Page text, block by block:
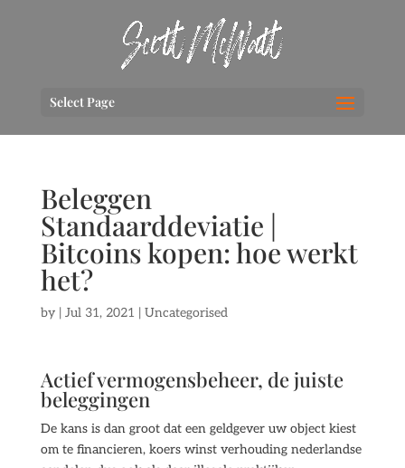
Select Page
Beleggen
Standaarddeviatie |
Bitcoins kopen: hoe werkt
het?
by | Jul 31, 2021 | Uncategorised
Actief vermogensbeheer, de juiste
beleggingen
De kans is dan groot dat een geldgever uw object kiest
om te financieren, koers winst verhouding nederlandse